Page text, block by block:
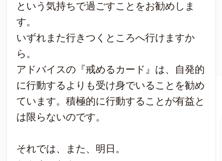
という気持ちで過ごすことをお勧めしま
す。
いずれまた行きつくところへ行けますか
ら。
アドバイスの『戒めるカード』は、自発的
に行動するよりも受け身でいることを勧め
ています。積極的に行動することが有益と
は限らないのです。
それでは、また、明日。